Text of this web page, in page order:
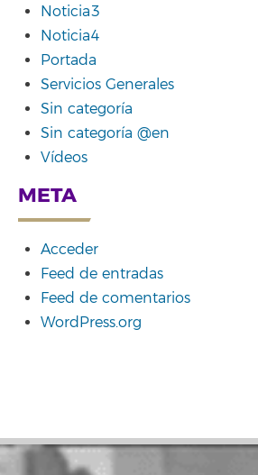
Noticia3
Noticia4
Portada
Servicios Generales
Sin categoría
Sin categoría @en
Vídeos
META
Acceder
Feed de entradas
Feed de comentarios
WordPress.org